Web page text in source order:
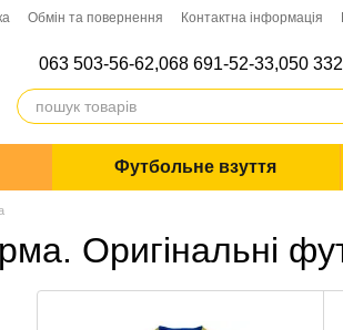
Обмін та повернення Контактна інформація
063 503-56-62,068 691-52-33,050
Футбольне взуття
Оригінальні